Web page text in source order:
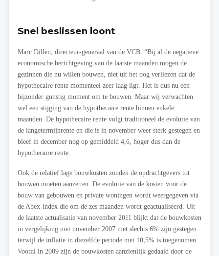
Snel beslissen loont
Marc Dillen, directeur-generaal van de VCB: “Bij al de negatieve
economische berichtgeving van de laatste maanden mogen de
gezinnen die nu willen bouwen, niet uit het oog verliezen dat de
hypothecaire rente momenteel zeer laag ligt. Het is dus nu een
bijzonder gunstig moment om te bouwen. Maar wij verwachten
wel een stijging van de hypothecaire rente binnen enkele
maanden. De hypothecaire rente volgt traditioneel de evolutie van
de langetermijnrente en die is in november weer sterk gestegen en
bleef in december nog op gemiddeld 4,6, hoger dus dan de
hypothecaire rente.
Ook de relatief lage bouwkosten zouden de opdrachtgevers tot
bouwen moeten aanzetten. De evolutie van de kosten voor de
bouw van gebouwen en private woningen wordt weergegeven via
de Abex-index die om de zes maanden wordt geactualiseerd. Uit
de laatste actualisatie van november 2011 blijkt dat de bouwkosten
in vergelijking met november 2007 met slechts 6% zijn gestegen
terwijl de inflatie in diezelfde periode met 10,5% is toegenomen.
Vooral in 2009 zijn de bouwkosten aanzienlijk gedaald door de